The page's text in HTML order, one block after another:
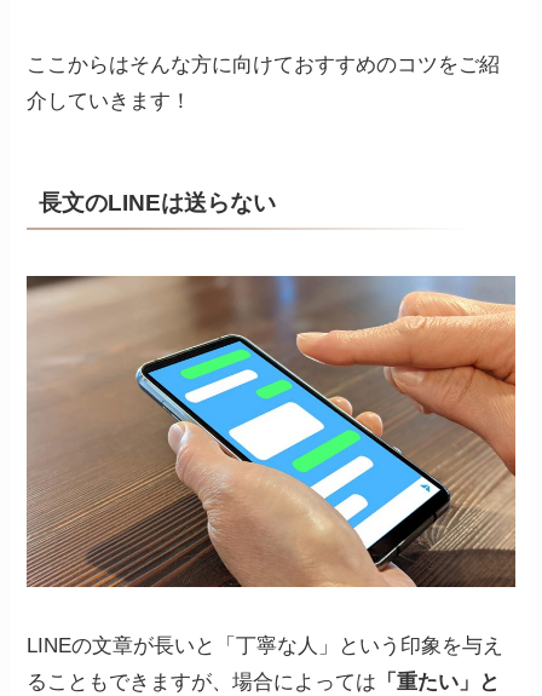
ここからはそんな方に向けておすすめのコツをご紹
介していきます！
長文のLINEは送らない
LINEの文章が長いと「丁寧な人」という印象を与え
ることもできますが、場合によっては 「重たい」と